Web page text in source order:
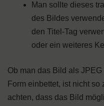
Man sollte dieses
des Bildes
den Titel-Tag
oder ein weiteres
Ob man das Bild als
Form einbettet, ist nicht
achten, dass das Bild